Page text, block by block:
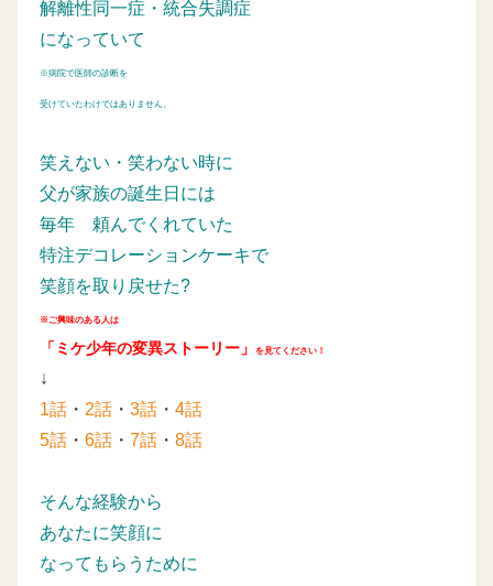
解離性同一症・統合失調症
になっていて
※病院で医師の診断を
受けていたわけではありません。
笑えない・笑わない時に
父が家族の誕生日には
毎年 頼んでくれていた
特注デコレーションケーキで
笑顔を取り戻せた?
※ご興味のある人は
「ミケ少年の変異ストーリー」 を見てください！
↓
1話 ・ 2話 ・ 3話 ・ 4話
5話 ・ 6話 ・ 7話 ・ 8話
そんな経験から
あなたに笑顔に
なってもらうために